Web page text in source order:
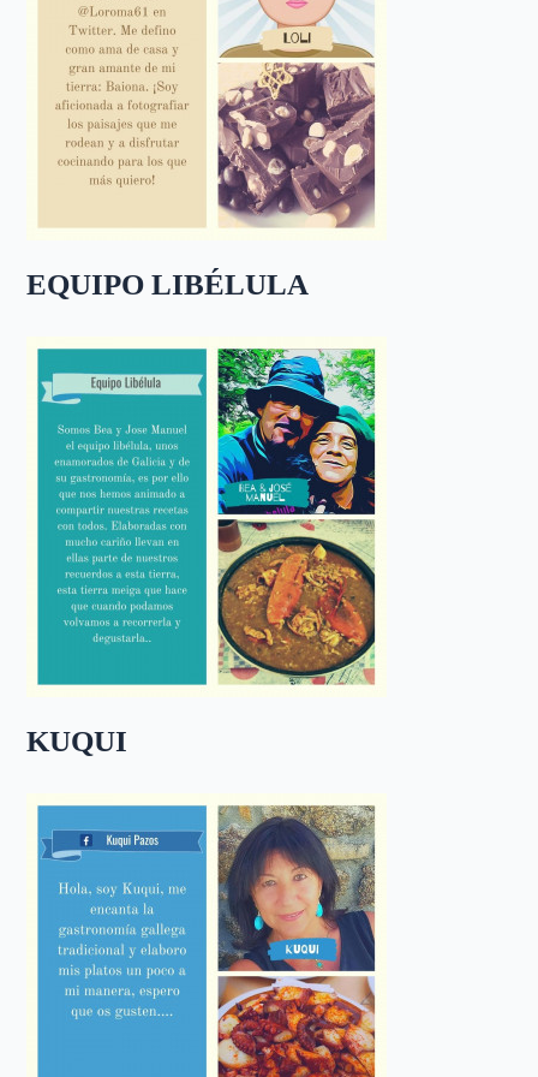
EQUIPO LIBÉLULA
KUQUI